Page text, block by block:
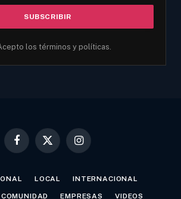
los términos y políticas.
Facebook
X
Instagram
LOCAL INTERNACIONAL
COMUNIDAD EMPRESAS VIDEOS